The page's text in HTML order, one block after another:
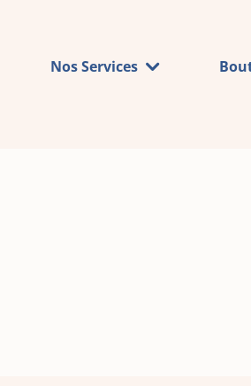
Nos Services